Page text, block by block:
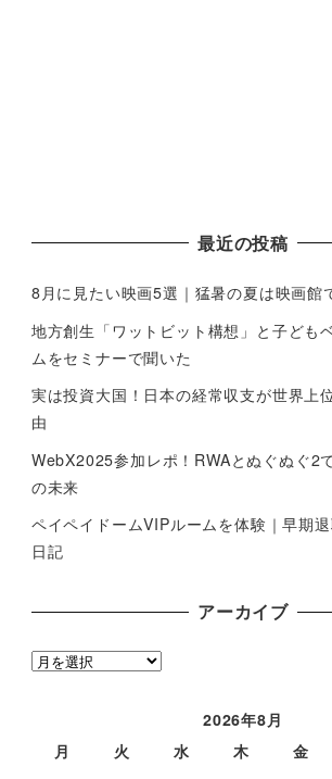
最近の投稿
8月に見たい映画5選｜猛暑の夏は映画館
地方創生「ワットビット構想」と子ども
ムをセミナーで聞いた
実は投資大国！日本の経常収支が世界上
由
WebX2025参加レポ！RWAとぬぐぬぐ2
の未来
ペイペイドームVIPルームを体験｜早期
日記
アーカイブ
ア
2026年8月
月
火 水 木 金